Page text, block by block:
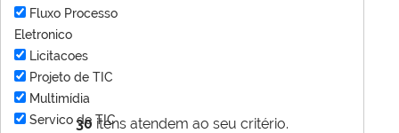
30 itens atendem ao seu critério.
Fluxo Processo
Eletronico
Licitacoes
Projeto de TIC
Multimídia
Servico de TIC